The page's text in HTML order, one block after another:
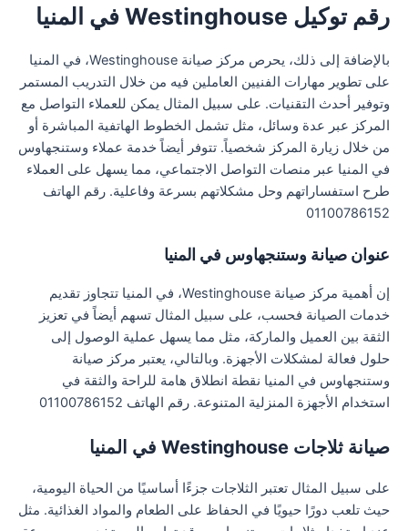
رقم توكيل Westinghouse في المنيا
بالإضافة إلى ذلك، يحرص مركز صيانة Westinghouse، في المنيا
على تطوير مهارات الفنيين العاملين فيه من خلال التدريب المستمر
وتوفير أحدث التقنيات. على سبيل المثال يمكن للعملاء التواصل مع
المركز عبر عدة وسائل، مثل تشمل الخطوط الهاتفية المباشرة أو
من خلال زيارة المركز شخصياً. تتوفر أيضاً خدمة عملاء وستنجهاوس
في المنيا عبر منصات التواصل الاجتماعي، مما يسهل على العملاء
طرح استفساراتهم وحل مشكلاتهم بسرعة وفاعلية. رقم الهاتف
01100786152
عنوان صيانة وستنجهاوس في المنيا
إن أهمية مركز صيانة Westinghouse، في المنيا تتجاوز تقديم
خدمات الصيانة فحسب، على سبيل المثال تسهم أيضاً في تعزيز
الثقة بين العميل والماركة، مثل مما يسهل عملية الوصول إلى
حلول فعالة لمشكلات الأجهزة. وبالتالي، يعتبر مركز صيانة
وستنجهاوس في المنيا نقطة انطلاق هامة للراحة والثقة في
استخدام الأجهزة المنزلية المتنوعة. رقم الهاتف 01100786152
صيانة ثلاجات Westinghouse في المنيا
على سبيل المثال تعتبر الثلاجات جزءًا أساسيًا من الحياة اليومية،
حيث تلعب دورًا حيويًا في الحفاظ على الطعام والمواد الغذائية. مثل